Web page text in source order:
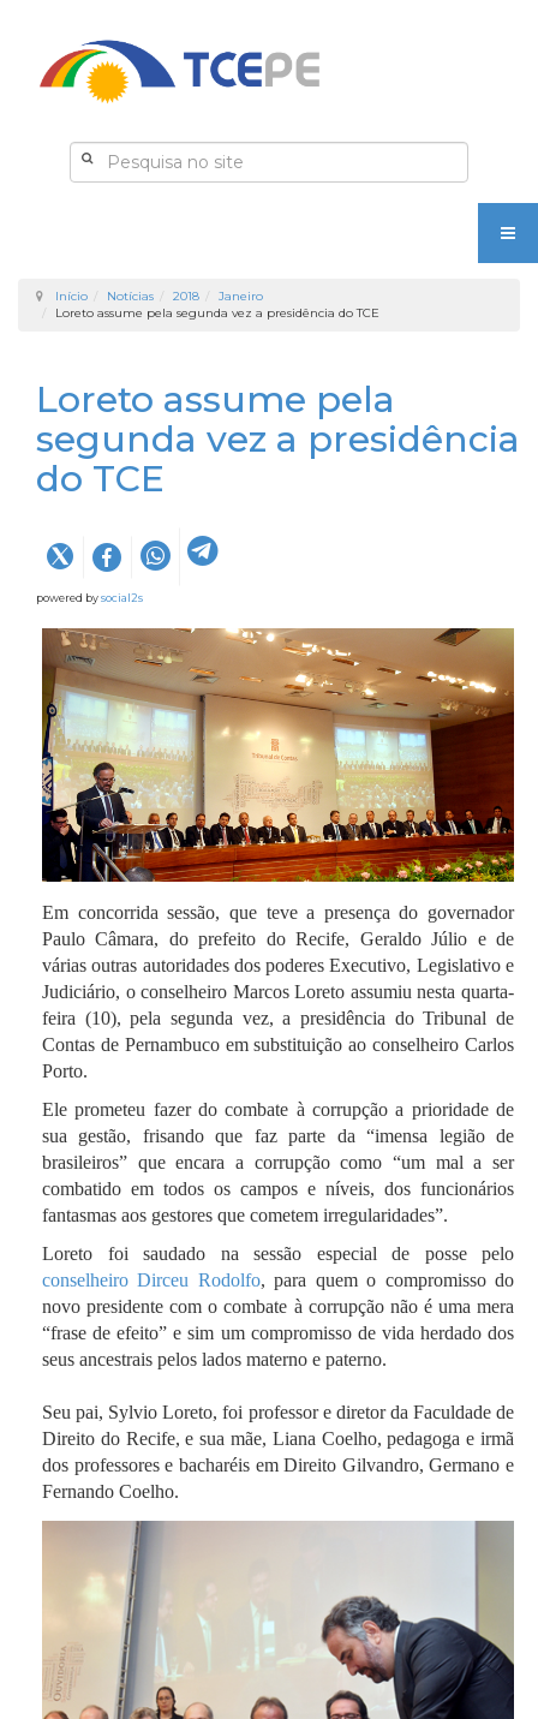
Início Notícias 2018
Janeiro
Loreto assume pela segunda vez a presidência do TCE
Loreto assume pela
segunda vez a presidência
do TCE
powered bysocial2s
Em concorrida sessão, que teve a presença do governador
Paulo Câmara, do prefeito do Recife, Geraldo Júlio e de
várias outras autoridades dos poderes Executivo, Legislativo e
Judiciário, o conselheiro Marcos Loreto assumiu nesta quarta-
feira (10), pela segunda vez, a presidência do Tribunal de
Contas de Pernambuco em substituição ao conselheiro Carlos
Porto.
Ele prometeu fazer do combate à corrupção a prioridade de
sua gestão, frisando que faz parte da “imensa legião de
brasileiros” que encara a corrupção como “um mal a ser
combatido em todos os campos e níveis, dos funcionários
fantasmas aos gestores que cometem irregularidades”.
Loreto foi saudado na sessão especial de posse pelo
conselheiro Dirceu Rodolfo, para quem o compromisso do
novo presidente com o combate à corrupção não é uma mera
“frase de efeito” e sim um compromisso de vida herdado dos
seus ancestrais pelos lados materno e paterno.
Seu pai, Sylvio Loreto, foi professor e diretor da Faculdade de
Direito do Recife, e sua mãe, Liana Coelho, pedagoga e irmã
dos professores e bacharéis em Direito Gilvandro, Germano e
Fernando Coelho.